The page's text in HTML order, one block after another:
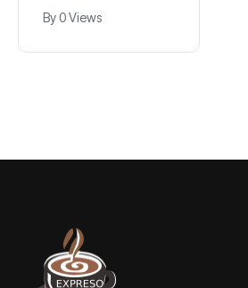
sacan provecho a
las brechas en las
defensas aéreas
By0 Views